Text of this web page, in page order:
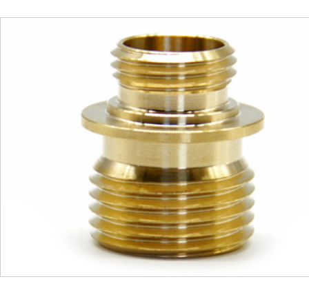
不（bú）鏽鋼（gāng）件CNC加工
鋁件CNC加（jiā）工
銅件CNC加工